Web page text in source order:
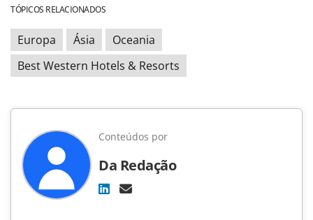
TÓPICOS RELACIONADOS
Europa Ásia
Oceania
Best Western Hotels & Resorts
Conteúdos por
Da Redação